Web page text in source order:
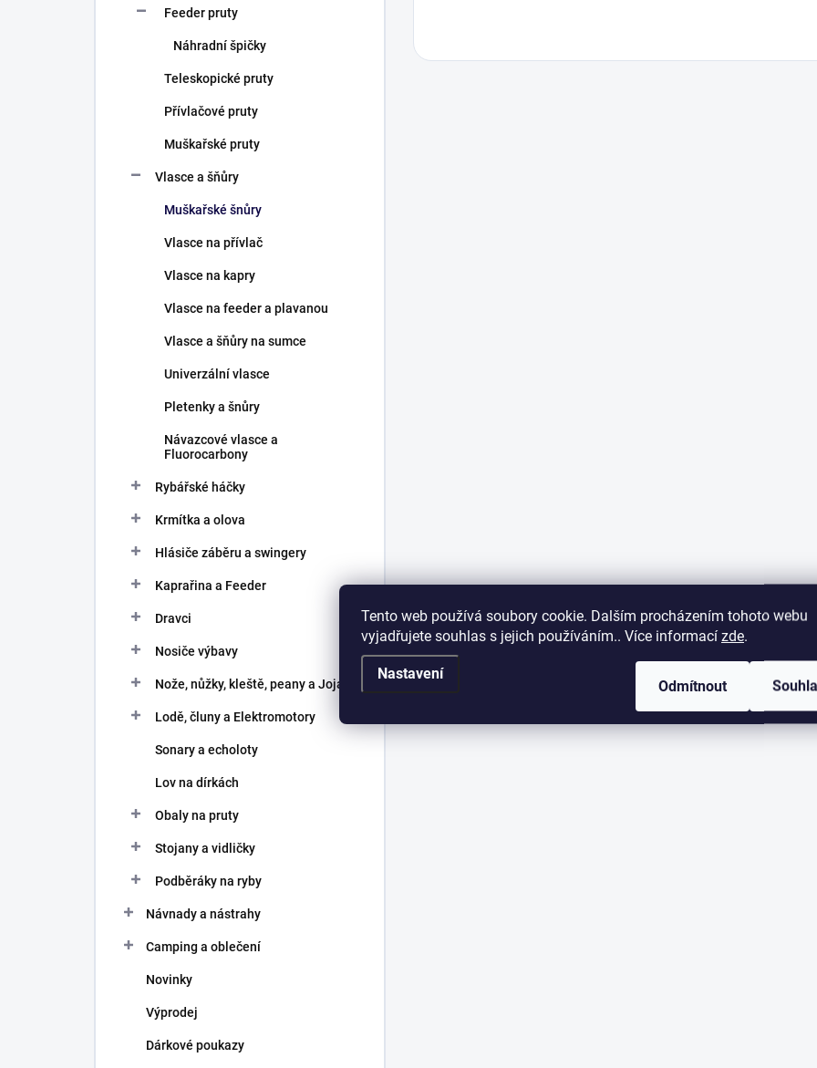
Tento web používá soubory cookie. Dalším procházením tohoto webu
vyjadřujete souhlas s jejich používáním.. Více informací zde.
Nastavení
Odmítnout
Feeder pruty
Náhradní špičky
Teleskopické pruty
Přívlačové pruty
Muškařské pruty
Vlasce a šňůry
Muškařské šnůry
Vlasce na přívlač
Vlasce na kapry
Vlasce na feeder a plavanou
Vlasce a šňůry na sumce
Univerzální vlasce
Pletenky a šnůry
Návazcové vlasce a
Fluorocarbony
Rybářské háčky
Krmítka a olova
Hlásiče záběru a swingery
Kaprařina a Feeder
Dravci
Nosiče výbavy
Nože, nůžky, kleště, peany a Joja
Lodě, čluny a Elektromotory
Sonary a echoloty
Lov na dírkách
Obaly na pruty
Stojany a vidličky
Podběráky na ryby
Návnady a nástrahy
Camping a oblečení
Novinky
Výprodej
Dárkové poukazy